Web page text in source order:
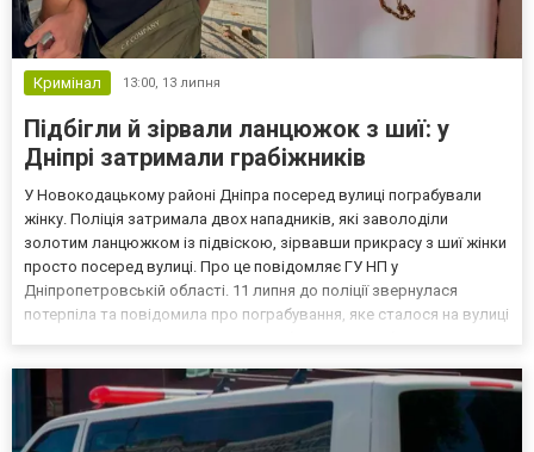
Кримінал 13:00, 13 липня
Підбігли й зірвали ланцюжок з шиї: у
Дніпрі затримали грабіжників
У Новокодацькому районі Дніпра посеред вулиці пограбували
жінку. Поліція затримала двох нападників, які заволоділи
золотим ланцюжком із підвіскою, зірвавши прикрасу з шиї жінки
просто посеред вулиці. Про це повідомляє ГУ НП у
Дніпропетровській області. 11 липня до поліції звернулася
потерпіла та повідомила про пограбування, яке сталося на вулиці